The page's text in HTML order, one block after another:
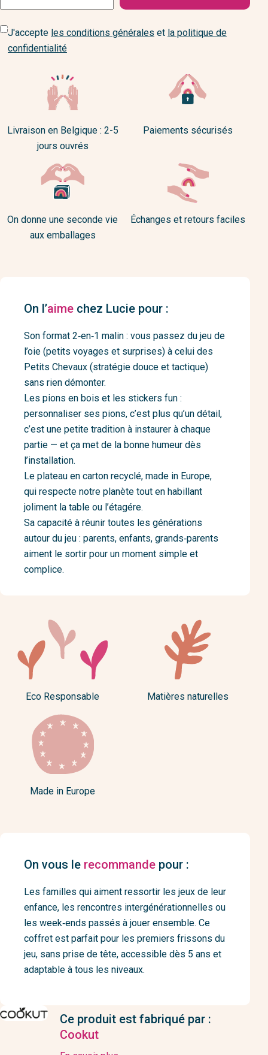
J'accepte les conditions générales et la politique de
confidentialité
Livraison en Belgique : 2-5
jours ouvrés
Paiements sécurisés
On donne une seconde vie
aux emballages
Échanges et retours faciles
On l’aime chez Lucie pour :
Son format 2‑en‑1 malin : vous passez du jeu de
l’oie (petits voyages et surprises) à celui des
Petits Chevaux (stratégie douce et tactique)
sans rien démonter.
Les pions en bois et les stickers fun :
personnaliser ses pions, c’est plus qu’un détail,
c’est une petite tradition à instaurer à chaque
partie — et ça met de la bonne humeur dès
l’installation.
Le plateau en carton recyclé, made in Europe,
qui respecte notre planète tout en habillant
joliment la table ou l’étagére.
Sa capacité à réunir toutes les générations
autour du jeu : parents, enfants, grands‑parents
aiment le sortir pour un moment simple et
complice.
Eco Responsable Matières naturelles
Made in Europe
On vous le recommande pour :
Les familles qui aiment ressortir les jeux de leur
enfance, les rencontres intergénérationnelles ou
les week‑ends passés à jouer ensemble. Ce
coffret est parfait pour les premiers frissons du
jeu, sans prise de tête, accessible dès 5 ans et
adaptable à tous les niveaux.
Ce produit est fabriqué par :
Cookut